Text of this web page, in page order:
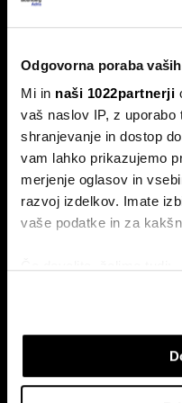
Odgovorna poraba
Mi in naši 1022partnerji
vaš naslov IP, z
shranjevanje in dostop
vam lahko prikazujemo
merjenje oglasov in
razvoj izdelkov. Imate
vaše podatke in za
Identificirati
lastnosti
Poglejte si še, kako se
Nemčija voli:
AfD in potop
'slovenski
Septembra v Saški-
Predpomorjanski
Merzeve vlade.